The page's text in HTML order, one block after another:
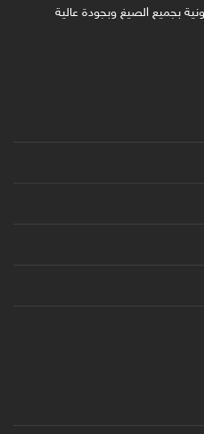
بجميع الصيغ وبجودة عالية